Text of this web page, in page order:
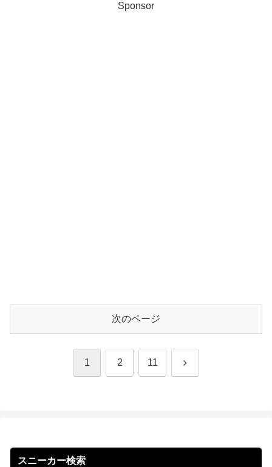
Sponsor
次のページ
1 2 11 次
スニーカー検索